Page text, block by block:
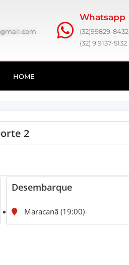
Whatsapp
(32)99829-8432
(32) 9 9137-5132
HOME
2
Desembarque
Maracanã (19:00)